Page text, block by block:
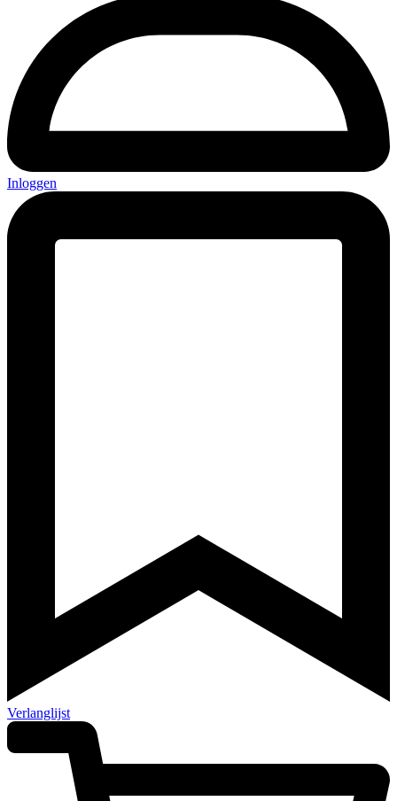
Inloggen
Verlanglijst